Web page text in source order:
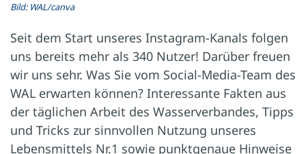
Bild: WAL/canva
Seit dem Start unseres Instagram-Kanals folgen
uns bereits mehr als 340 Nutzer! Darüber freuen
wir uns sehr. Was Sie vom Social-Media-Team des
WAL erwarten können? Interessante Fakten aus
der täglichen Arbeit des Wasserverbandes, Tipps
und Tricks zur sinnvollen Nutzung unseres
Lebensmittels Nr.1 sowie punktgenaue Hinweise